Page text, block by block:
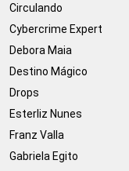
Circulando
Cybercrime Expert
Debora Maia
Destino Mágico
Drops
Esterliz Nunes
Franz Valla
Gabriela Egito